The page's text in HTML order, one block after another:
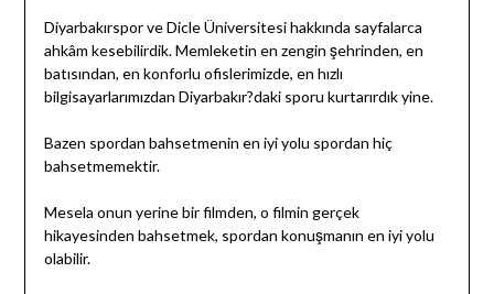
Diyarbakırspor ve Dicle Üniversitesi hakkında sayfalarca
ahkâm kesebilirdik. Memleketin en zengin şehrinden, en
batısından, en konforlu ofislerimizde, en hızlı
bilgisayarlarımızdan Diyarbakır?daki sporu kurtarırdık yine.
Bazen spordan bahsetmenin en iyi yolu spordan hiç
bahsetmemektir.
Mesela onun yerine bir filmden, o filmin gerçek
hikayesinden bahsetmek, spordan konuşmanın en iyi yolu
olabilir.